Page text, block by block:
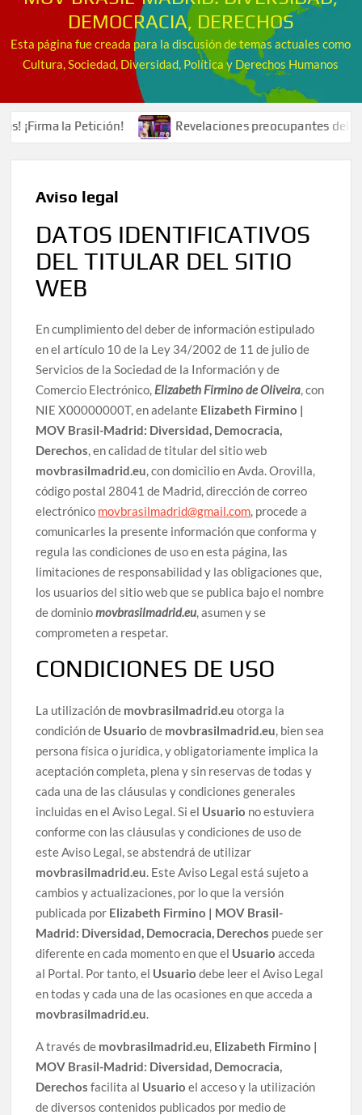
DEMOCRACIA, DERECHOS
Esta página fue creada para la discusión de temas actuales como
Cultura, Sociedad, Diversidad, Política y Derechos Humanos
Revelaciones preocupantes del Caso Gisele:
Aviso legal
DATOS IDENTIFICATIVOS
DEL TITULAR DEL SITIO
WEB
En cumplimiento del deber de información estipulado
en el artículo 10 de la Ley 34/2002 de 11 de julio de
Servicios de la Sociedad de la Información y de
Comercio Electrónico, Elizabeth Firmino de Oliveira, con
NIE X00000000T, en adelante Elizabeth Firmino |
MOV Brasil-Madrid: Diversidad, Democracia,
Derechos, en calidad de titular del sitio web
movbrasilmadrid.eu, con domicilio en Avda. Orovilla,
código postal 28041 de Madrid, dirección de correo
electrónico movbrasilmadrid@gmail.com, procede a
comunicarles la presente información que conforma y
regula las condiciones de uso en esta página, las
limitaciones de responsabilidad y las obligaciones que,
los usuarios del sitio web que se publica bajo el nombre
de dominiomovbrasilmadrid.eu, asumen y se
comprometen a respetar.
CONDICIONES DE USO
La utilización de movbrasilmadrid.eu otorga la
condición de Usuario de movbrasilmadrid.eu, bien sea
persona física o jurídica, y obligatoriamente implica la
aceptación completa, plena y sin reservas de todas y
cada una de las cláusulas y condiciones generales
incluidas en el Aviso Legal. Si el Usuario no estuviera
conforme con las cláusulas y condiciones de uso de
este Aviso Legal, se abstendrá de utilizar
movbrasilmadrid.eu. Este Aviso Legal está sujeto a
cambios y actualizaciones, por lo que la versión
publicada por Elizabeth Firmino | MOV Brasil-
Madrid: Diversidad, Democracia, Derechos puede ser
diferente en cada momento en que el Usuario acceda
al Portal. Por tanto, el Usuario debe leer el Aviso Legal
en todas y cada una de las ocasiones en que acceda a
movbrasilmadrid.eu.
A través de movbrasilmadrid.eu, Elizabeth Firmino |
MOV Brasil-Madrid: Diversidad, Democracia,
Derechos facilita al Usuario el acceso y la utilización
de diversos contenidos publicados por medio de